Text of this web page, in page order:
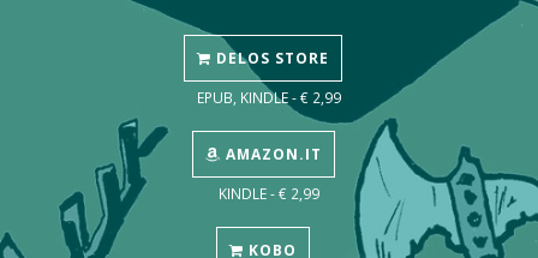
DELOS STORE
EPUB, KINDLE - € 2,99
AMAZON.IT
KINDLE - € 2,99
KOBO